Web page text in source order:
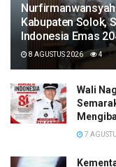
Kabupaten Solok,
Indonesia Emas
8 AGUSTUS 2026 4
Wali
7